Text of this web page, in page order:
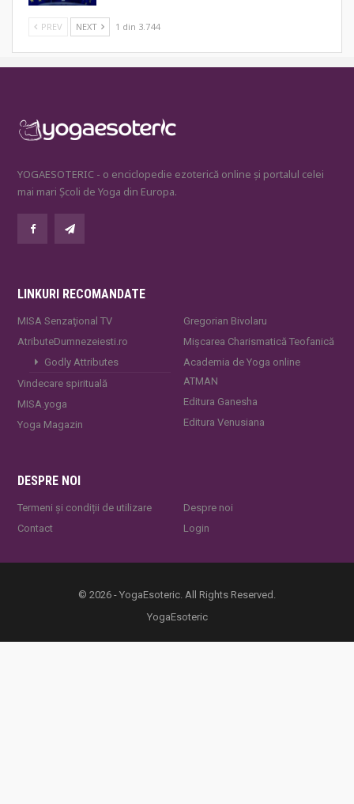
PREV NEXT 1 din 3.744
YOGAESOTERIC - o enciclopedie ezoterică online și portalul celei
mai mari Școli de Yoga din Europa.
LINKURI RECOMANDATE
MISA Senzaţional TV
AtributeDumnezeiesti.ro
Godly Attributes
Vindecare spirituală
MISA.yoga
Yoga Magazin
Gregorian Bivolaru
Mișcarea Charismatică Teofanică
Academia de Yoga online
ATMAN
Editura Ganesha
Editura Venusiana
DESPRE NOI
Termeni și condiții de utilizare
Contact
Despre noi
Login
© 2026 - YogaEsoteric. All Rights Reserved.
YogaEsoteric